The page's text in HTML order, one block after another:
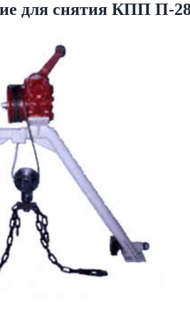
для снятия КПП П-